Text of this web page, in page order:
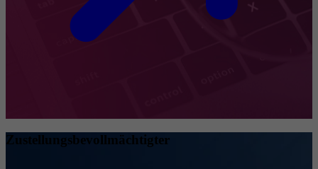
Zustellungsbevollmächtigter